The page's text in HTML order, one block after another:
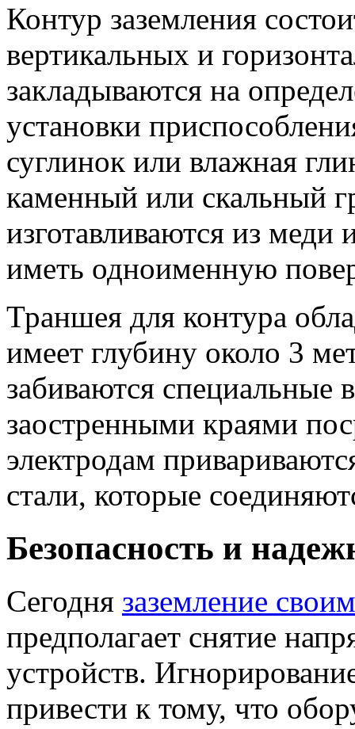
Контур заземления
вертикальных и
закладываются на
установки
суглинок или влажная
каменный или скальный
изготавливаются из
иметь одноименную
Траншея для контура
имеет глубину около 3
забиваются специальные
заостренными краями
электродам
стали, которые
Безопасность и
Сегодня заземление
предполагает снятие
устройств.
привести к тому, что